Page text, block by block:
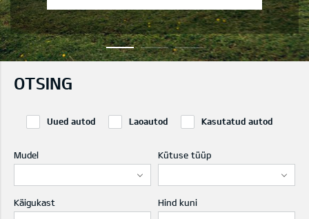
OTSING
Uued autod Laoautod Kasutatud autod
Mudel Kütuse tüüp
Käigukast Hind kuni